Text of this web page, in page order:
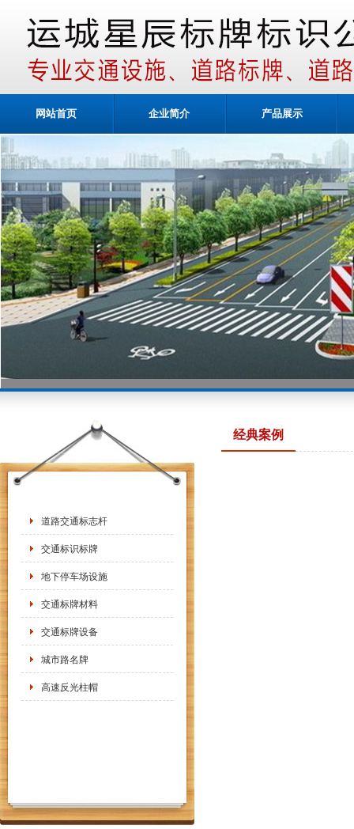
网站首页 企业简介 产品展示
道路交通标志杆
交通标识标牌
地下停车场设施
交通标牌材料
交通标牌设备
城市路名牌
高速反光柱帽
经典案例